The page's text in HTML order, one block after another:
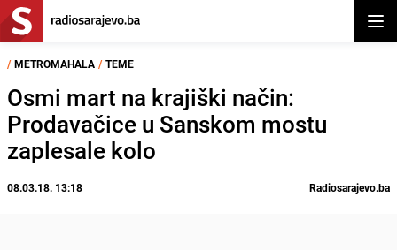
/ METROMAHALA / TEME
Osmi mart na krajiški način:
Prodavačice u Sanskom mostu
zaplesale kolo
08.03.18. 13:18 Radiosarajevo.ba